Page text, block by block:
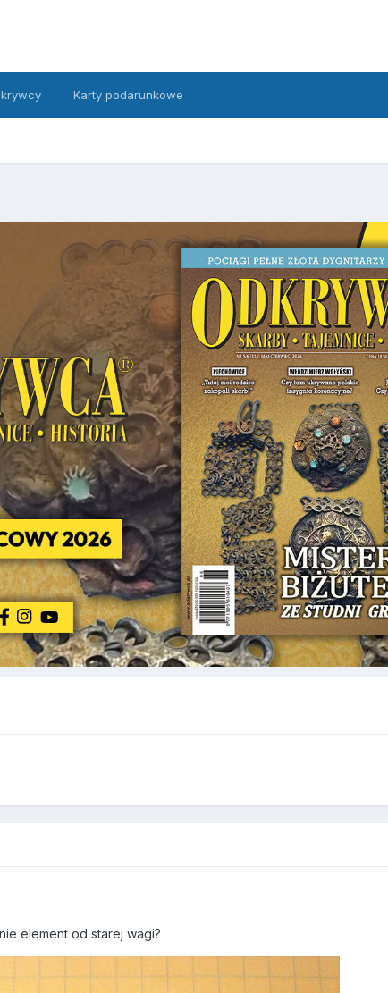
Karty podarunkowe
element od starej wagi?